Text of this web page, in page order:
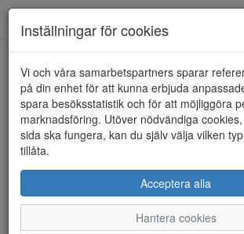
HEM ICEBUG
Inställningar för cookies
Vi och våra samarbetspartners sparar
på din enhet för att kunna erbjuda
spara besöksstatistik och för att möjliggöra
marknadsföring. Utöver nödvändiga
sida ska fungera, kan du själv välja vilken
tillåta.
Acceptera alla
Hantera cookies